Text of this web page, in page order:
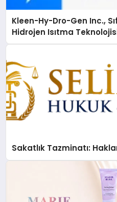
Kleen-Hy-Dro-Gen Inc.,
Hidrojen Isıtma
Düzenleyici Onaylarını
Sakatlık Tazminatı: